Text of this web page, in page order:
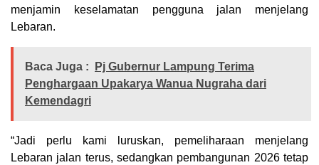
menjamin keselamatan pengguna jalan menjelang
Lebaran.
Baca Juga :
Pj Gubernur Lampung Terima
Penghargaan Upakarya Wanua Nugraha dari
Kemendagri
“Jadi perlu kami luruskan, pemeliharaan menjelang
Lebaran jalan terus, sedangkan pembangunan 2026 tetap